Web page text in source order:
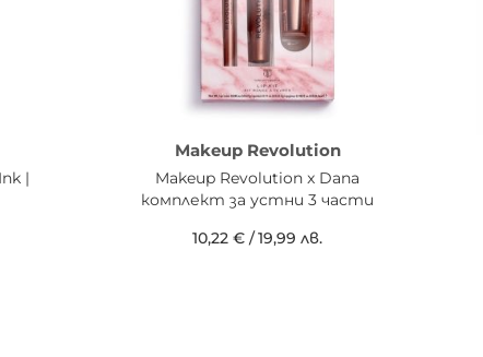
|
Makeup Revolution
Makeup Revolution x Dana
комплект за устни 3 части
10,22 € /19,99 лв.